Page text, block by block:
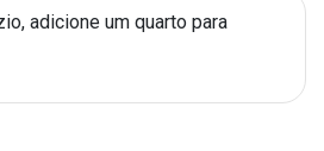
adicione um quarto para